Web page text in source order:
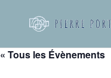
« Tous les Évènements